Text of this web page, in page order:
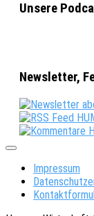
Unsere
Newsletter,
Impressum